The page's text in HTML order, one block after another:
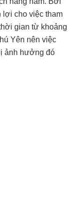
lợi cho việc tham
gian từ khoảng
Yên nên việc
ảnh hưởng đó